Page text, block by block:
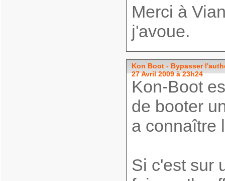
Merci à
j'avoue.
Kon Boot - Bypasser
27 Avril 2009 à 23h24
Kon-Boot
de booter
a connaître
Si c'est sur